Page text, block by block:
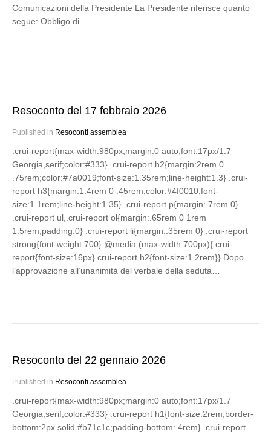
Comunicazioni della Presidente La Presidente riferisce quanto
segue: Obbligo di…
Resoconto del 17 febbraio 2026
Published in Resoconti assemblea
.crui-report{max-width:980px;margin:0 auto;font:17px/1.7
Georgia,serif;color:#333} .crui-report h2{margin:2rem 0
.75rem;color:#7a0019;font-size:1.35rem;line-height:1.3} .crui-
report h3{margin:1.4rem 0 .45rem;color:#4f0010;font-
size:1.1rem;line-height:1.35} .crui-report p{margin:.7rem 0}
.crui-report ul,.crui-report ol{margin:.65rem 0 1rem
1.5rem;padding:0} .crui-report li{margin:.35rem 0} .crui-report
strong{font-weight:700} @media (max-width:700px){.crui-
report{font-size:16px}.crui-report h2{font-size:1.2rem}} Dopo
l’approvazione all’unanimità del verbale della seduta…
Resoconto del 22 gennaio 2026
Published in Resoconti assemblea
.crui-report{max-width:980px;margin:0 auto;font:17px/1.7
Georgia,serif;color:#333} .crui-report h1{font-size:2rem;border-
bottom:2px solid #b71c1c;padding-bottom:.4rem} .crui-report